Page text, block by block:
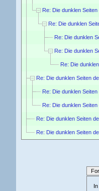
Re: Die dunklen
Re: Die dunklen
Re: Die dunklen
Re: Die dunklen
Re: Die
Re: Die dunklen Seiten
Re: Die dunklen
Re: Die dunklen
Re: Die dunklen Seiten
Re: Die dunklen Seiten